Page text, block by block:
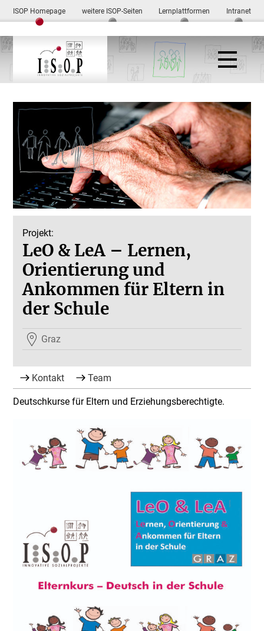
ISOP Homepage weitere ISOP-Seiten Lernplattformen Intranet
Projekt:
LeO & LeA – Lernen,
Orientierung und
Ankommen für Eltern in
der Schule
Graz
Kontakt Team
Deutschkurse für Eltern und Erziehungsberechtigte.